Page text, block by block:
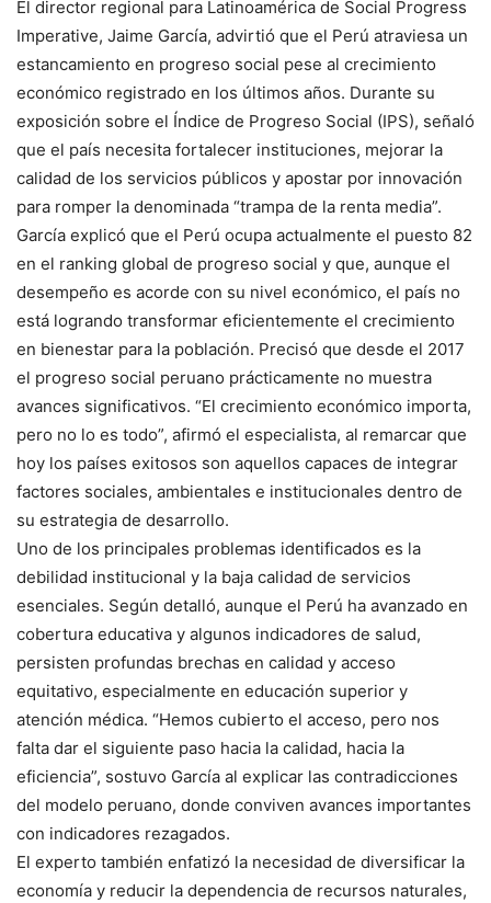
El director regional para Latinoamérica de Social Progress
Imperative, Jaime García, advirtió que el Perú atraviesa un
estancamiento en progreso social pese al crecimiento
económico registrado en los últimos años. Durante su
exposición sobre el Índice de Progreso Social (IPS), señaló
que el país necesita fortalecer instituciones, mejorar la
calidad de los servicios públicos y apostar por innovación
para romper la denominada “trampa de la renta media”.
García explicó que el Perú ocupa actualmente el puesto 82
en el ranking global de progreso social y que, aunque el
desempeño es acorde con su nivel económico, el país no
está logrando transformar eficientemente el crecimiento
en bienestar para la población. Precisó que desde el 2017
el progreso social peruano prácticamente no muestra
avances significativos. “El crecimiento económico importa,
pero no lo es todo”, afirmó el especialista, al remarcar que
hoy los países exitosos son aquellos capaces de integrar
factores sociales, ambientales e institucionales dentro de
su estrategia de desarrollo.
Uno de los principales problemas identificados es la
debilidad institucional y la baja calidad de servicios
esenciales. Según detalló, aunque el Perú ha avanzado en
cobertura educativa y algunos indicadores de salud,
persisten profundas brechas en calidad y acceso
equitativo, especialmente en educación superior y
atención médica. “Hemos cubierto el acceso, pero nos
falta dar el siguiente paso hacia la calidad, hacia la
eficiencia”, sostuvo García al explicar las contradicciones
del modelo peruano, donde conviven avances importantes
con indicadores rezagados.
El experto también enfatizó la necesidad de diversificar la
economía y reducir la dependencia de recursos naturales,